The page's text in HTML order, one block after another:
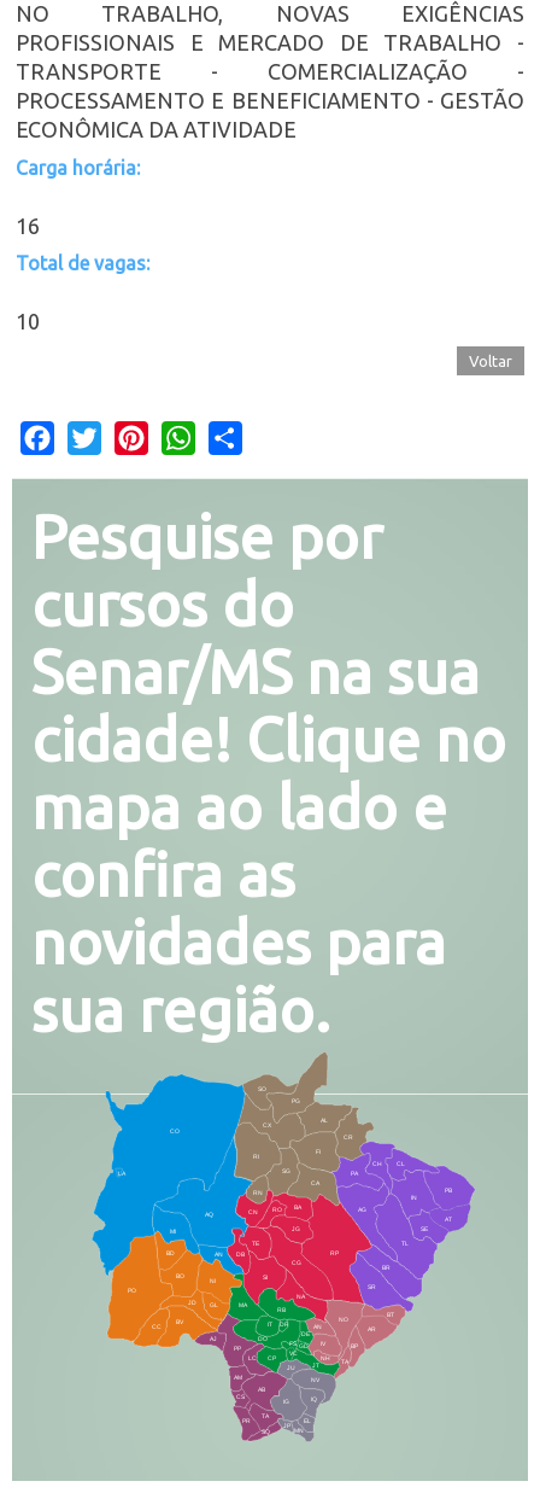
NO TRABALHO, NOVAS EXIGÊNCIAS
PROFISSIONAIS E MERCADO DE TRABALHO -
TRANSPORTE - COMERCIALIZAÇÃO -
PROCESSAMENTO E BENEFICIAMENTO - GESTÃO
ECONÔMICA DA ATIVIDADE
Carga horária:
16
Total de vagas:
10
Voltar
Facebook
Twitter PinterestWhatsApp
Pesquise por
cursos do
Senar/MS na sua
cidade! Clique no
mapa ao lado e
confira as
novidades para
sua região.
CO
AQ
MI
AN
CX
RI
AL
CR
FI
SG
BA
CA
PA
CH CL
PB
SE
TL
AG
BR
SR
BT
AR
RP
RO
JG
CG
SI
NA
TA
NH
JT
RB
MA
IT
DR
DO
CP
JU
NV
IQ
EL
BD
BO
NI
JD
PO
BV
CC
PP
AJ
LC
AM
AB
JP
DB
TE
CS
PR
TA
SQ
IG
MN
IN
NO
BP
RN
CN
GL
AN
IV
FS
VC
GD
DE
AT
PG
SO
LA